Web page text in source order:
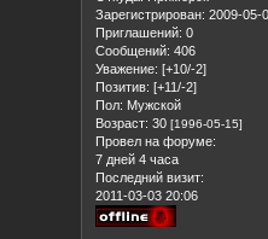
Зарегистрирован: 2009-05-
Приглашений: 0
Сообщений: 406
Уважение: [+10/-2]
Позитив: [+11/-2]
Пол: Мужской
Возраст: 30[1996-05-15]
Провел на форуме:
7 дней 4 часа
Последний визит:
2011-03-03 20:06